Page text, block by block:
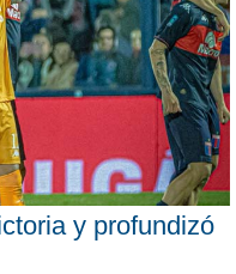
y profundizó